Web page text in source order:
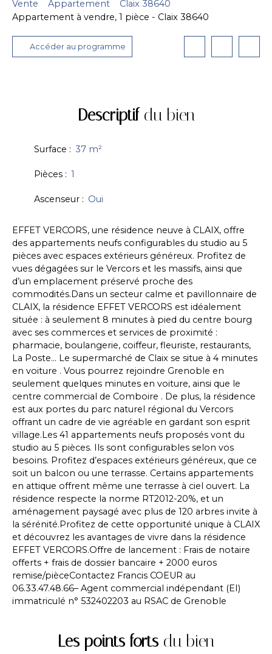
Vente Appartement
Claix 38640
Appartement à vendre, 1 pièce - Claix 38640
Accéder au programme
Descriptifdu bien
Surface : 37 m²
Pièces : 1
Ascenseur : Oui
EFFET VERCORS, une résidence neuve à CLAIX, offre
des appartements neufs configurables du studio au 5
pièces avec espaces extérieurs généreux. Profitez de
vues dégagées sur le Vercors et les massifs, ainsi que
d’un emplacement préservé proche des
commodités.Dans un secteur calme et pavillonnaire de
CLAIX, la résidence EFFET VERCORS est idéalement
située : à seulement 8 minutes à pied du centre bourg
avec ses commerces et services de proximité :
pharmacie, boulangerie, coiffeur, fleuriste, restaurants,
La Poste... Le supermarché de Claix se situe à 4 minutes
en voiture . Vous pourrez rejoindre Grenoble en
seulement quelques minutes en voiture, ainsi que le
centre commercial de Comboire . De plus, la résidence
est aux portes du parc naturel régional du Vercors
offrant un cadre de vie agréable en gardant son esprit
village.Les 41 appartements neufs proposés vont du
studio au 5 pièces. Ils sont configurables selon vos
besoins. Profitez d’espaces extérieurs généreux, que ce
soit un balcon ou une terrasse. Certains appartements
en attique offrent même une terrasse à ciel ouvert. La
résidence respecte la norme RT2012-20%, et un
aménagement paysagé avec plus de 120 arbres invite à
la sérénité.Profitez de cette opportunité unique à CLAIX
et découvrez les avantages de vivre dans la résidence
EFFET VERCORS.Offre de lancement : Frais de notaire
offerts + frais de dossier bancaire + 2000 euros
remise/pièceContactez Francis COEUR au
06.33.47.48.66– Agent commercial indépendant (EI)
immatriculé n° 532402203 au RSAC de Grenoble
Les points forts du bien